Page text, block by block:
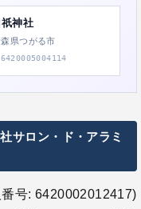
神社
森県つがる市
サロン・ド・アラミ
号: 6420002012417)